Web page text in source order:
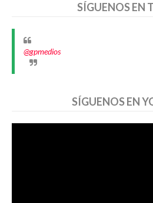
SÍGUENOS EN
@gpmedios
SÍGUENOS EN